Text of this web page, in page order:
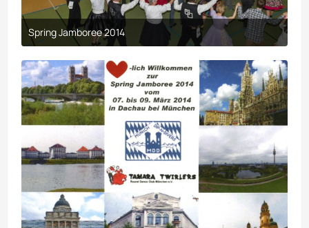
Spring Jamboree 2014
9. April 2017 um 19:44